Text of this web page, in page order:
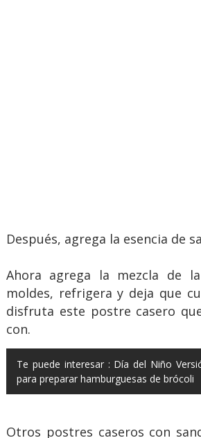
Después, agrega la esencia de
Ahora agrega la mezcla de
moldes, refrigera y deja que
disfruta este postre casero
con.
Te puede interesar : Día del Niño
para preparar hamburguesas de brócoli
Otros postres caseros con